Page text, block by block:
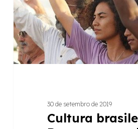
sobre
as
cidades
e
regiões
30 de setembro de 2019
Cultura